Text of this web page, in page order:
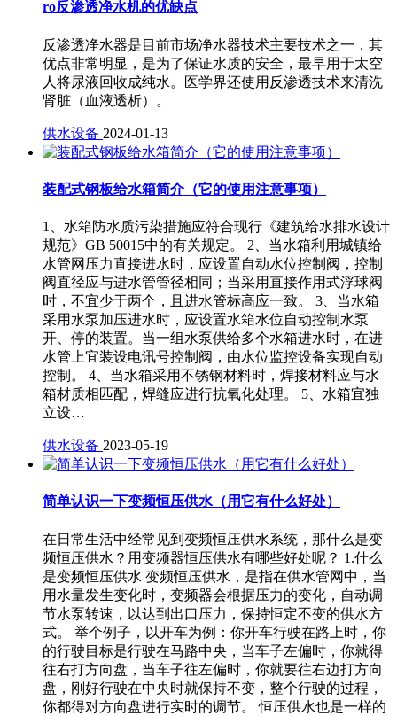
ro反渗透净水机的优缺点
反渗透净水器是目前市场净水器技术主要技术之一，其
优点非常明显，是为了保证水质的安全，最早用于太空
人将尿液回收成纯水。医学界还使用反渗透技术来清洗
肾脏（血液透析）。
供水设备 2024-01-13
装配式钢板给水箱简介（它的使用注意事项）
1、水箱防水质污染措施应符合现行《建筑给水排水设计
规范》GB 50015中的有关规定。 2、当水箱利用城镇给
水管网压力直接进水时，应设置自动水位控制阀，控制
阀直径应与进水管管径相同；当采用直接作用式浮球阀
时，不宜少于两个，且进水管标高应一致。 3、当水箱
采用水泵加压进水时，应设置水箱水位自动控制水泵
开、停的装置。当一组水泵供给多个水箱进水时，在进
水管上宜装设电讯号控制阀，由水位监控设备实现自动
控制。 4、当水箱采用不锈钢材料时，焊接材料应与水
箱材质相匹配，焊缝应进行抗氧化处理。 5、水箱宜独
立设…
供水设备 2023-05-19
简单认识一下变频恒压供水（用它有什么好处）
在日常生活中经常见到变频恒压供水系统，那什么是变
频恒压供水？用变频器恒压供水有哪些好处呢？ 1.什么
是变频恒压供水 变频恒压供水，是指在供水管网中，当
用水量发生变化时，变频器会根据压力的变化，自动调
节水泵转速，以达到出口压力，保持恒定不变的供水方
式。 举个例子，以开车为例：你开车行驶在路上时，你
的行驶目标是行驶在马路中央，当车子左偏时，你就得
往右打方向盘，当车子往左偏时，你就要往右边打方向
盘，刚好行驶在中央时就保持不变，整个行驶的过程，
你都得对方向盘进行实时的调节。 恒压供水也是一样的